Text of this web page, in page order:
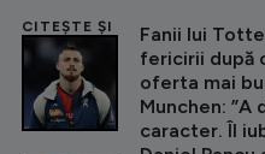
CITEȘTE ȘI
Fanii lui
fericirii după
oferta mai
Munchen: ”A
caracter. Îl